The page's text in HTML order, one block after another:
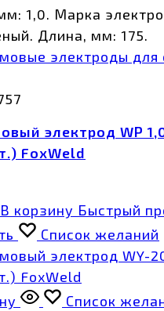
1,0. Марка
Длина, мм: 175.
электроды для
электрод WP
FoxWeld
В корзину Быстрый
Список желаний
Список